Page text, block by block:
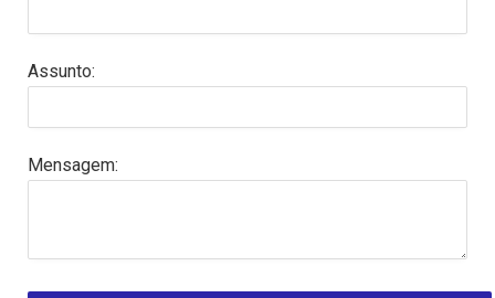
Assunto:
Mensagem: